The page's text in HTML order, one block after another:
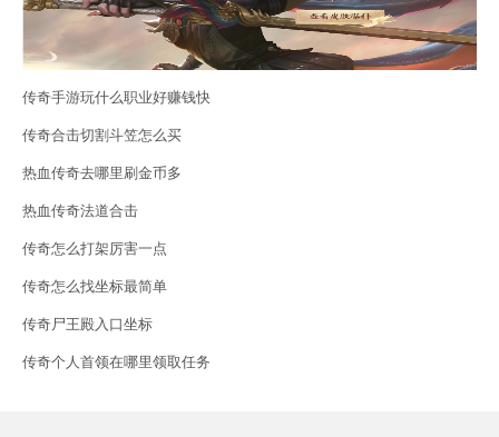
传奇手游玩什么职业好赚钱快
传奇合击切割斗笠怎么买
热血传奇去哪里刷金币多
热血传奇法道合击
传奇怎么打架厉害一点
传奇怎么找坐标最简单
传奇尸王殿入口坐标
传奇个人首领在哪里领取任务